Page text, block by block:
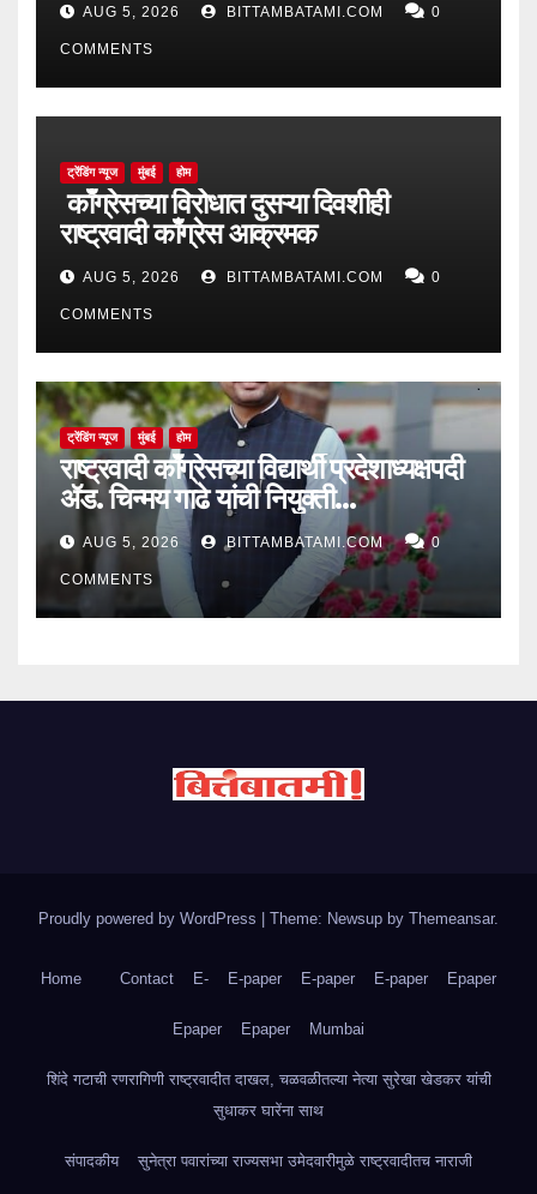
AUG 5, 2026 BITTAMBATAMI.COM 0
COMMENTS
ट्रेंडिंग न्यूज मुंबई होम
काँग्रेसच्या विरोधात दुसऱ्या दिवशीही
राष्ट्रवादी काँग्रेस आक्रमक
AUG 5, 2026 BITTAMBATAMI.COM 0
COMMENTS
ट्रेंडिंग न्यूज मुंबई होम
राष्ट्रवादी काँग्रेसच्या विद्यार्थी प्रदेशाध्यक्षपदी
ॲड. चिन्मय गाढे यांची नियुक्ती…
AUG 5, 2026 BITTAMBATAMI.COM 0
COMMENTS
Proudly powered by WordPress | Theme: Newsup by Themeansar.
Home Contact E- E-paper E-paper E-paper Epaper
Epaper Epaper Mumbai
शिंदे गटाची रणरागिणी राष्ट्रवादीत दाखल, चळवळीतल्या नेत्या सुरेखा खेडकर यांची
सुधाकर घारेंना साथ
संपादकीय सुनेत्रा पवारांच्या राज्यसभा उमेदवारीमुळे राष्ट्रवादीतच नाराजी